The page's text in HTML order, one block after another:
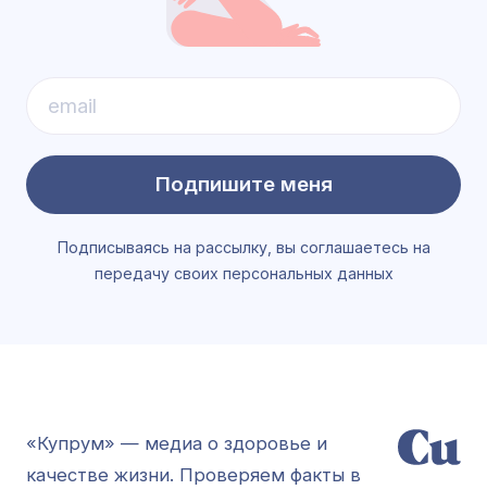
Подпишите меня
Подписываясь на рассылку, вы соглашаетесь на
передачу своих персональных данных
«Купрум» — медиа о здоровье и
качестве жизни. Проверяем факты в